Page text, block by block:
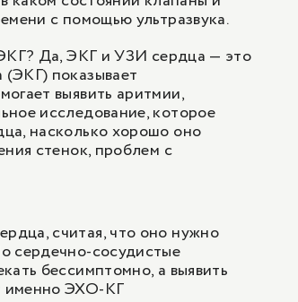
с помощью ультразвука.
Да, ЭКГ и УЗИ сердца — это
(ЭКГ) показывает
выявить аритмии,
исследование, которое
насколько хорошо оно
стенок, проблем с
считая, что оно нужно
сердечно-сосудистые
бессимптомно, а выявить
именно ЭХО-КГ